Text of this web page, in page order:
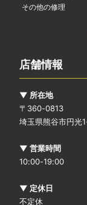
その他の修理
店舗情報
▼ 所在地
〒360-0813
埼玉県熊谷市円光
▼ 営業時間
10:00-19:00
▼ 定休日
不定休